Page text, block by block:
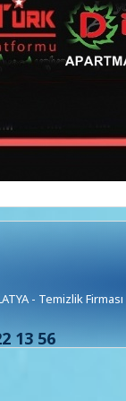
- Temizlik Firması
13 56